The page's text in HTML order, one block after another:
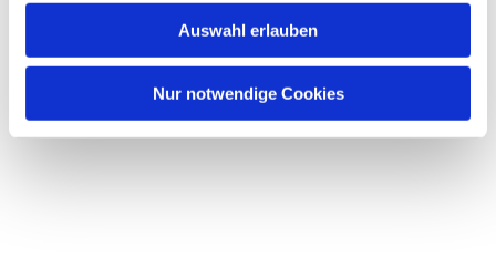
Auswahl erlauben
Nur notwendige Cookies